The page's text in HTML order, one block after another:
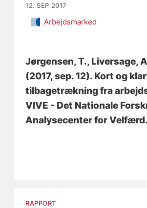
12. SEP 2017
Arbejdsmarked
Jørgensen, T., Liversage,
(2017, sep. 12). Kort og
tilbagetrækning fra
VIVE - Det Nationale
Analysecenter for
RAPPORT